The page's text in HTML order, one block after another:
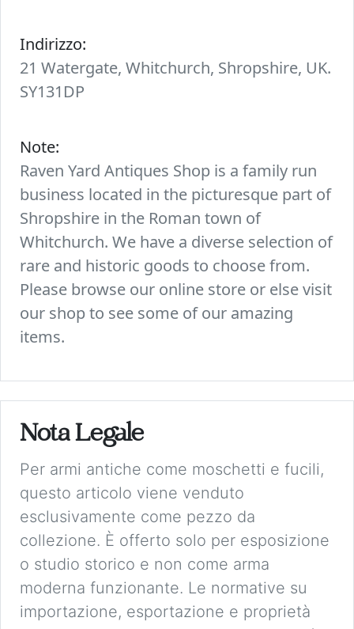
Indirizzo:
21 Watergate, Whitchurch, Shropshire, UK.
SY131DP
Note:
Raven Yard Antiques Shop is a family run
business located in the picturesque part of
Shropshire in the Roman town of
Whitchurch. We have a diverse selection of
rare and historic goods to choose from.
Please browse our online store or else visit
our shop to see some of our amazing
items.
Nota Legale
Per armi antiche come moschetti e fucili,
questo articolo viene venduto
esclusivamente come pezzo da
collezione. È offerto solo per esposizione
o studio storico e non come arma
moderna funzionante. Le normative su
importazione, esportazione e proprietà